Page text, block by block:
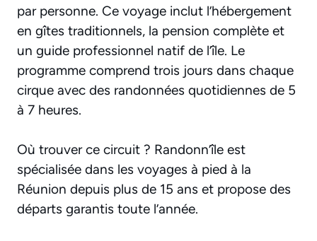
par personne. Ce voyage inclut l’hébergement
en gîtes traditionnels, la pension complète et
un guide professionnel natif de l’île. Le
programme comprend trois jours dans chaque
cirque avec des randonnées quotidiennes de 5
à 7 heures.
Où trouver ce circuit ? Randonn’île est
spécialisée dans les voyages à pied à la
Réunion depuis plus de 15 ans et propose des
départs garantis toute l’année.